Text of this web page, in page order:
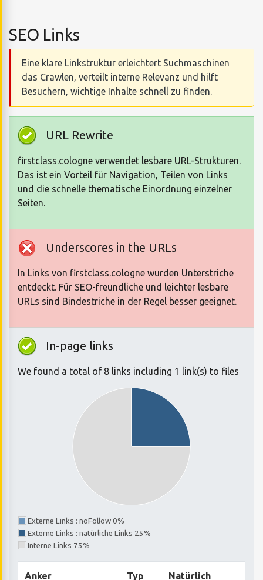
SEO Links
Eine klare Linkstruktur erleichtert Suchmaschinen
das Crawlen, verteilt interne Relevanz und hilft
Besuchern, wichtige Inhalte schnell zu finden.
URL Rewrite
firstclass.cologne verwendet lesbare URL-Strukturen.
Das ist ein Vorteil für Navigation, Teilen von Links
und die schnelle thematische Einordnung einzelner
Seiten.
Underscores in the URLs
In Links von firstclass.cologne wurden Unterstriche
entdeckt. Für SEO-freundliche und leichter lesbare
URLs sind Bindestriche in der Regel besser geeignet.
In-page links
We found a total of 8 links including 1 link(s) to files
Externe Links : noFollow 0%
Externe Links : natürliche Links 25%
Interne Links 75%
Anker Typ Natürlich